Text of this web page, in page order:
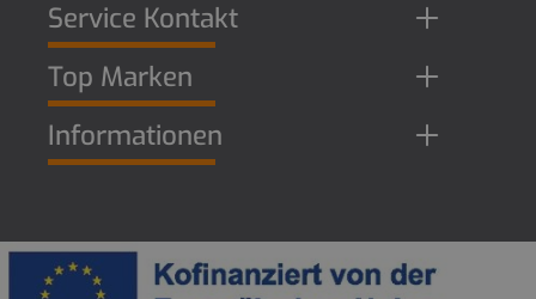
Service Kontakt
Top Marken
Informationen